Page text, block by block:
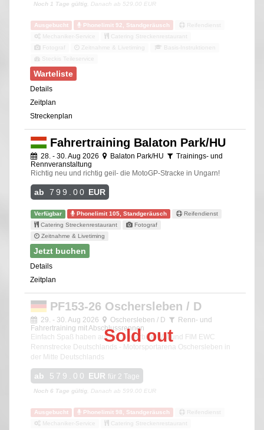
Noch 1 Tage gültig , Danach ab 529.00 EUR
Ausgebucht Phonelimit 92, Standgeräusch
Reifendienst
Mechaniker-Service
Catering Streckenrestaurant
Fotograf
Zeitnahme & Livetiming
Basis-Instruktionen
Steckis Teileservice
Warteliste
Details
Zeitplan
Streckenplan
Fahrertraining Balaton Park/HU
28. - 30. Aug 2026 Balaton Park/HU
Trainings- und
Rennveranstaltung
Richtig neu und richtig geil- die MotoGP-Stracke in Ungarn!
ab 799.00 EUR
Verfügbar Phonelimit 105, Standgeräusch
Reifendienst
Catering Streckenrestaurant
Fotograf
Zeitnahme & Livetiming
Jetzt buchen
Details
Zeitplan
Sold out
PF153-26 Oschersleben / D
29. - 30. Aug 2026 Oschersleben / D
Renn- und
Fahrertraining mit Abschlussrennen
Einfach Spaß haben auf der Superbike WM und FIM EWC
Rennstrecke Deutschlands - Motorsportarena Oschersleben in
der Mitte Deutschlands
ab 579.00 EUR für 2 Tage
Noch 6 Tage gültig , Danach ab 599.00 EUR
Ausgebucht Phonelimit 98, Standgeräusch
Reifendienst
Mechaniker-Service
Catering Streckenrestaurant